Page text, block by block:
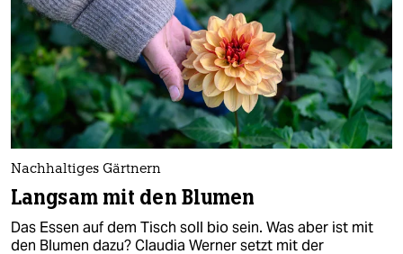
Nachhaltiges Gärtnern
Langsam mit den Blumen
Das Essen auf dem Tisch soll bio sein. Was aber ist mit
den Blumen dazu? Claudia Werner setzt mit der